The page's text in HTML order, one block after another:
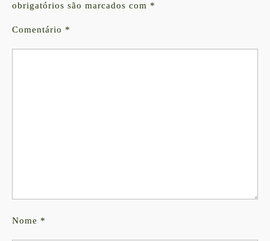
obrigatórios são marcados com *
Comentário *
Nome *